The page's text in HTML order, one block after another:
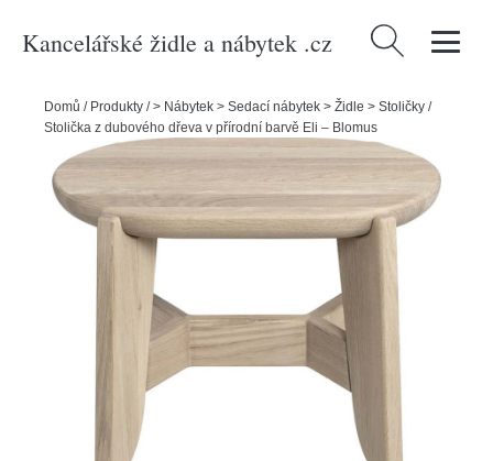
Kancelářské židle a nábytek .cz Vyhledávání
Domů / Produkty /> Nábytek > Sedací nábytek > Židle > Stoličky /
Stolička z dubového dřeva v přírodní barvě Eli – Blomus